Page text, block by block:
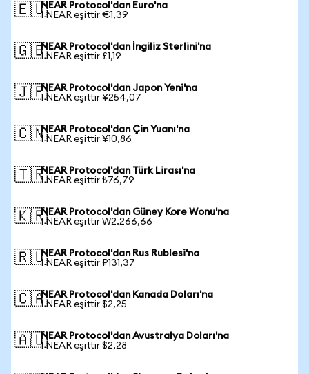
🇪🇺NEAR Protocol'dan Euro'na
1 NEAR eşittir €1,39
🇬🇧NEAR Protocol'dan İngiliz Sterlini'na
1 NEAR eşittir £1,19
🇯🇵NEAR Protocol'dan Japon Yeni'na
1 NEAR eşittir ¥254,07
🇨🇳NEAR Protocol'dan Çin Yuanı'na
1 NEAR eşittir ¥10,86
🇹🇷NEAR Protocol'dan Türk Lirası'na
1 NEAR eşittir ₺76,79
🇰🇷NEAR Protocol'dan Güney Kore Wonu'na
1 NEAR eşittir ₩2.266,66
🇷🇺NEAR Protocol'dan Rus Rublesi'na
1 NEAR eşittir ₽131,37
🇨🇦NEAR Protocol'dan Kanada Doları'na
1 NEAR eşittir $2,25
🇦🇺NEAR Protocol'dan Avustralya Doları'na
1 NEAR eşittir $2,28